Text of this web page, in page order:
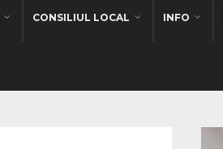
CONSILIUL LOCAL INFO